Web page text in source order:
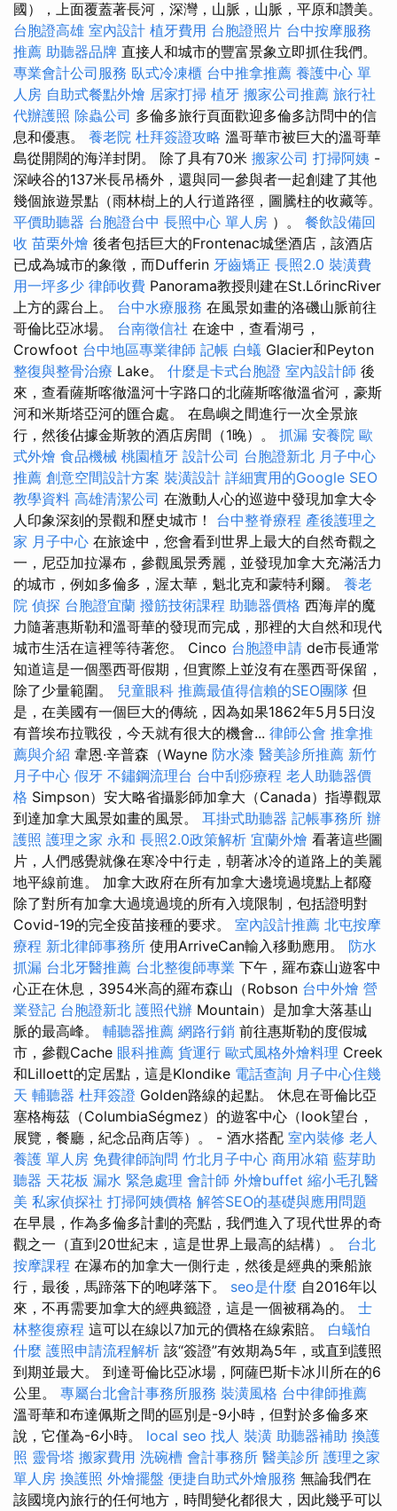
國），上面覆蓋著長河，深灣，山脈，山脈，平原和讚美。
台胞證高雄 室內設計 植牙費用 台胞證照片 台中按摩服務
推薦 助聽器品牌 直接人和城市的豐富景象立即抓住我們。
專業會計公司服務 臥式冷凍櫃 台中推拿推薦 養護中心 單
人房 自助式餐點外燴 居家打掃 植牙 搬家公司推薦 旅行社
代辦護照 除蟲公司 多倫多旅行頁面歡迎多倫多訪問中的信
息和優惠。 養老院 杜拜簽證攻略 溫哥華市被巨大的溫哥華
島從開闊的海洋封閉。 除了具有70米 搬家公司 打掃阿姨 -
深峽谷的137米長吊橋外，還與同一參與者一起創建了其他
幾個旅遊景點（雨林樹上的人行道路徑，圖騰柱的收藏等。
平價助聽器 台胞證台中 長照中心 單人房 ）。 餐飲設備回
收 苗栗外燴 後者包括巨大的Frontenac城堡酒店，該酒店
已成為城市的象徵，而Dufferin 牙齒矯正 長照2.0 裝潢費
用一坪多少 律師收費 Panorama教授則建在St.LőrincRiver
上方的露台上。 台中水療服務 在風景如畫的洛磯山脈前往
哥倫比亞冰場。 台南徵信社 在途中，查看湖弓，
Crowfoot 台中地區專業律師 記帳 白蟻 Glacier和Peyton
整復與整骨治療 Lake。 什麼是卡式台胞證 室內設計師 後
來，查看薩斯喀徹溫河十字路口的北薩斯喀徹溫省河，豪斯
河和米斯塔亞河的匯合處。 在島嶼之間進行一次全景旅
行，然後佔據金斯敦的酒店房間（1晚）。 抓漏 安養院 歐
式外燴 食品機械 桃園植牙 設計公司 台胞證新北 月子中心
推薦 創意空間設計方案 裝潢設計 詳細實用的Google SEO
教學資料 高雄清潔公司 在激動人心的巡遊中發現加拿大令
人印象深刻的景觀和歷史城市！ 台中整脊療程 產後護理之
家 月子中心 在旅途中，您會看到世界上最大的自然奇觀之
一，尼亞加拉瀑布，參觀風景秀麗，並發現加拿大充滿活力
的城市，例如多倫多，渥太華，魁北克和蒙特利爾。 養老
院 偵探 台胞證宜蘭 撥筋技術課程 助聽器價格 西海岸的魔
力隨著惠斯勒和溫哥華的發現而完成，那裡的大自然和現代
城市生活在這裡等待著您。 Cinco 台胞證申請 de市長通常
知道這是一個墨西哥假期，但實際上並沒有在墨西哥保留，
除了少量範圍。 兒童眼科 推薦最值得信賴的SEO團隊 但
是，在美國有一個巨大的傳統，因為如果1862年5月5日沒
有普埃布拉戰役，今天就有很大的機會... 律師公會 推拿推
薦與介紹 韋恩·辛普森（Wayne 防水漆 醫美診所推薦 新竹
月子中心 假牙 不鏽鋼流理台 台中刮痧療程 老人助聽器價
格 Simpson）安大略省攝影師加拿大（Canada）指導觀眾
到達加拿大風景如畫的風景。 耳掛式助聽器 記帳事務所 辦
護照 護理之家 永和 長照2.0政策解析 宜蘭外燴 看著這些圖
片，人們感覺就像在寒冷中行走，朝著冰冷的道路上的美麗
地平線前進。 加拿大政府在所有加拿大邊境過境點上都廢
除了對所有加拿大過境過境的所有入境限制，包括證明對
Covid-19的完全疫苗接種的要求。 室內設計推薦 北屯按摩
療程 新北律師事務所 使用ArriveCan輸入移動應用。 防水
抓漏 台北牙醫推薦 台北整復師專業 下午，羅布森山遊客中
心正在休息，3954米高的羅布森山（Robson 台中外燴 營
業登記 台胞證新北 護照代辦 Mountain）是加拿大落基山
脈的最高峰。 輔聽器推薦 網路行銷 前往惠斯勒的度假城
市，參觀Cache 眼科推薦 貨運行 歐式風格外燴料理 Creek
和Lilloett的定居點，這是Klondike 電話查詢 月子中心住幾
天 輔聽器 杜拜簽證 Golden路線的起點。 休息在哥倫比亞
塞格梅茲（ColumbiaSégmez）的遊客中心（look望台，
展覽，餐廳，紀念品商店等）。 - 酒水搭配 室內裝修 老人
養護 單人房 免費律師詢問 竹北月子中心 商用冰箱 藍芽助
聽器 天花板 漏水 緊急處理 會計師 外燴buffet 縮小毛孔醫
美 私家偵探社 打掃阿姨價格 解答SEO的基礎與應用問題
在早晨，作為多倫多計劃的亮點，我們進入了現代世界的奇
觀之一（直到20世紀末，這是世界上最高的結構）。 台北
按摩課程 在瀑布的加拿大一側行走，然後是經典的乘船旅
行，最後，馬蹄落下的咆哮落下。 seo是什麼 自2016年以
來，不再需要加拿大的經典籤證，這是一個被稱為的。 士
林整復療程 這可以在線以7加元的價格在線索賠。 白蟻怕
什麼 護照申請流程解析 該“簽證”有效期為5年，或直到護照
到期並最大。 到達哥倫比亞冰場，阿薩巴斯卡冰川所在的6
公里。 專屬台北會計事務所服務 裝潢風格 台中律師推薦
溫哥華和布達佩斯之間的區別是-9小時，但對於多倫多來
說，它僅為-6小時。 local seo 找人 裝潢 助聽器補助 換護
照 靈骨塔 搬家費用 洗碗槽 會計事務所 醫美診所 護理之家
單人房 換護照 外燴擺盤 便捷自助式外燴服務 無論我們在
該國境內旅行的任何地方，時間變化都很大，因此幾乎可以